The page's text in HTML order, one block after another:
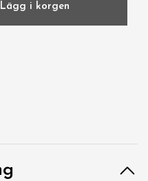
Lägg i korgen